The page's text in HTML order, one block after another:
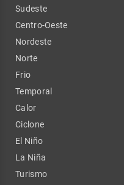
Sudeste
Centro-Oeste
Nordeste
Norte
Frio
Temporal
Calor
Ciclone
El Niño
La Niña
Turismo